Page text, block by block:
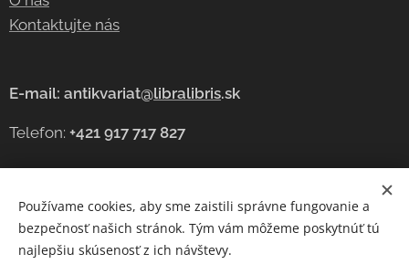
Kontaktujte nás
E-mail: antikvariat@libralibris.sk
Telefon: +421 917 717 827
Cookies
Jazyky
Používame cookies, aby sme zaistili správne fungovanie a
bezpečnosť našich stránok. Tým vám môžeme poskytnúť tú
najlepšiu skúsenosť z ich návštevy.